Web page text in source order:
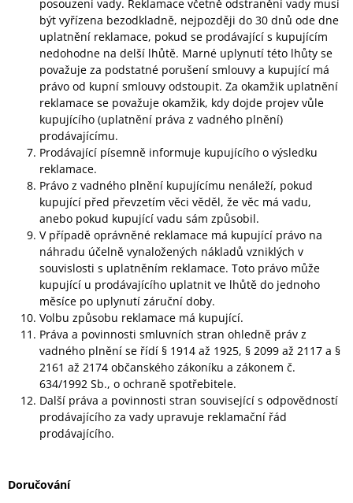
posouzení vady. Reklamace včetně odstranění vady musí
být vyřízena bezodkladně, nejpozději do 30 dnů ode dne
uplatnění reklamace, pokud se prodávající s kupujícím
nedohodne na delší lhůtě. Marné uplynutí této lhůty se
považuje za podstatné porušení smlouvy a kupující má
právo od kupní smlouvy odstoupit. Za okamžik uplatnění
reklamace se považuje okamžik, kdy dojde projev vůle
kupujícího (uplatnění práva z vadného plnění)
prodávajícímu.
Prodávající písemně informuje kupujícího o výsledku
reklamace.
Právo z vadného plnění kupujícímu nenáleží, pokud
kupující před převzetím věci věděl, že věc má vadu,
anebo pokud kupující vadu sám způsobil.
V případě oprávněné reklamace má kupující právo na
náhradu účelně vynaložených nákladů vzniklých v
souvislosti s uplatněním reklamace. Toto právo může
kupující u prodávajícího uplatnit ve lhůtě do jednoho
měsíce po uplynutí záruční doby.
Volbu způsobu reklamace má kupující.
Práva a povinnosti smluvních stran ohledně práv z
vadného plnění se řídí § 1914 až 1925, § 2099 až 2117 a §
2161 až 2174 občanského zákoníku a zákonem č.
634/1992 Sb., o ochraně spotřebitele.
Další práva a povinnosti stran související s odpovědností
prodávajícího za vady upravuje reklamační řád
prodávajícího.
Doručování